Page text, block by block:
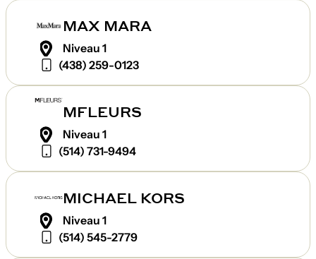
MAX MARA
Niveau 1
(438) 259-0123
MFLEURS
Niveau 1
(514) 731-9494
MICHAEL KORS
Niveau 1
(514) 545-2779